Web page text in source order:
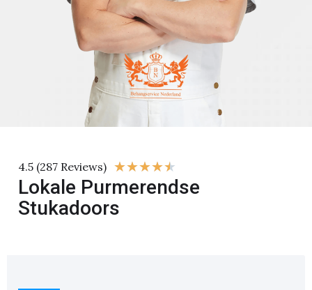
4.5 (287 Reviews) ★★★★★
Lokale Purmerendse
Stukadoors